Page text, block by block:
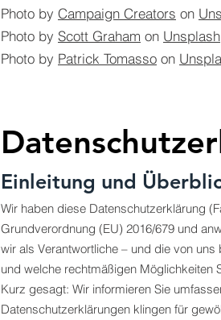
Photo by Campaign Creators on
Photo by Scott Graham on Unsplash
Photo by Patrick Tomasso on
Einleitung und
Wir haben diese Datenschutzerklärung
Grundverordnung (EU) 2016/679 und
wir als Verantwortliche – und die von
und welche rechtmäßigen Möglichkeiten
Kurz gesagt: Wir informieren Sie
Datenschutzerklärungen klingen für